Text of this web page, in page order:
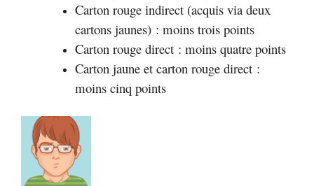
Carton rouge indirect (acquis via deux
cartons jaunes) : moins trois points
Carton rouge direct : moins quatre points
Carton jaune et carton rouge direct :
moins cinq points